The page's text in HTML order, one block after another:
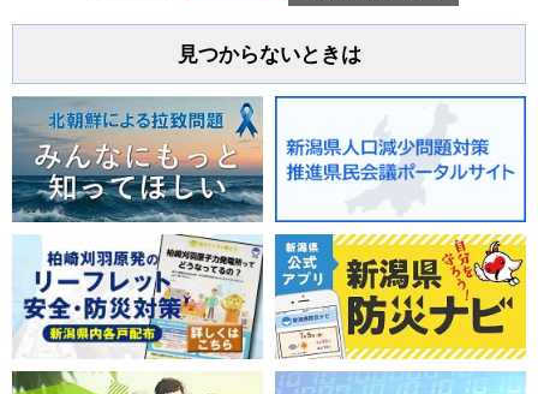
見つからないときは